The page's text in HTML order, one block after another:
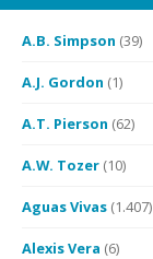
A.B. Simpson (39)
A.J. Gordon (1)
A.T. Pierson (62)
A.W. Tozer (10)
Aguas Vivas (1.407)
Alexis Vera (6)